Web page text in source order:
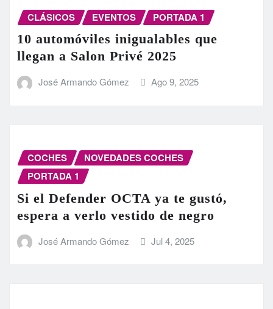
CLÁSICOS EVENTOS PORTADA 1
10 automóviles inigualables que
llegan a Salon Privé 2025
José Armando Gómez Ago 9, 2025
COCHES
NOVEDADES COCHES
PORTADA 1
Si el Defender OCTA ya te gustó,
espera a verlo vestido de negro
José Armando Gómez Jul 4, 2025